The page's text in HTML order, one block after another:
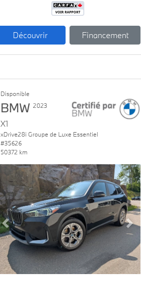
Découvrir Financement
Disponible
BMW 2023
X1
xDrive28i Groupe de Luxe Essentiel
#35626
50372 km
Previous Next